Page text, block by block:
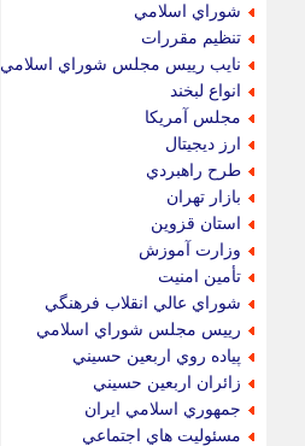
شوراي اسلامي
تنظيم مقررات
نايب رييس مجلس شوراي اسلامي
انواع لبخند
مجلس آمريكا
ارز ديجيتال
طرح راهبردي
بازار تهران
استان قزوين
وزارت آموزش
تأمين امنيت
شوراي عالي انقلاب فرهنگي
رييس مجلس شوراي اسلامي
پياده روي اربعين حسيني
زائران اربعين حسيني
جمهوري اسلامي ايران
مسئوليت هاي اجتماعي